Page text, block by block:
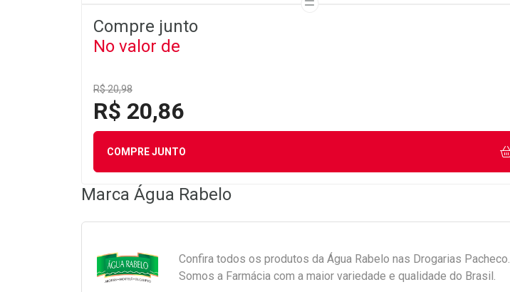
Compre junto
No valor de
R$ 20,98
R$ 20,86
COMPRE JUNTO
Marca Água Rabelo
Confira todos os produtos da Água Rabelo nas Drogarias Pacheco.
Somos a Farmácia com a maior variedade e qualidade do Brasil.